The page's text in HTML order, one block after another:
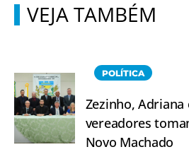
VEJA TAMBÉM
POLÍTICA
Zezinho, Adriana
vereadores
Novo Machado